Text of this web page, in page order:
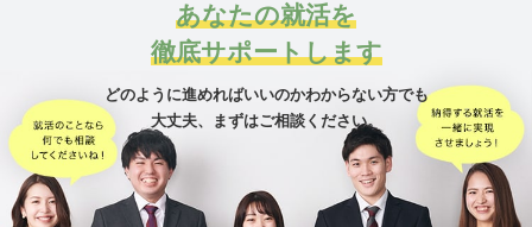
あなたの就活を
徹底サポートします
どのように進めればいいのかわからない方でも
大丈夫、
まずはご相談ください。